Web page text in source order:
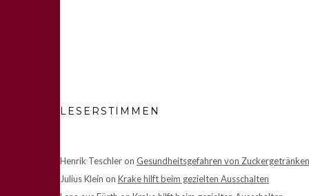
LESERSTIMMEN
Henrik Teschleron Gesundheitsgefahren von Zuckergetränken
Julius Klein on Krake hilft beim gezielten Ausschalten